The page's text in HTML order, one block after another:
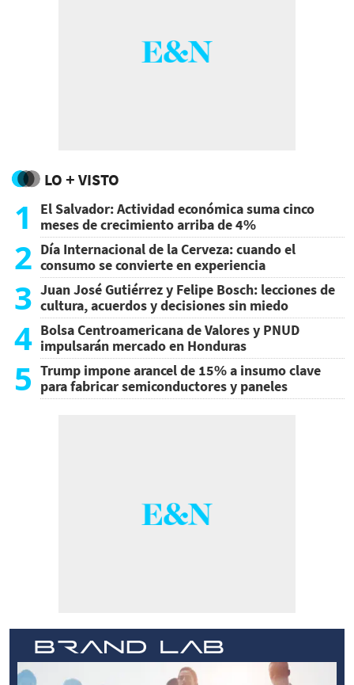
LO + VISTO
1
El Salvador: Actividad económica suma cinco
meses de crecimiento arriba de 4%
2 Día Internacional de la Cerveza: cuando el
consumo se convierte en experiencia
3 Juan José Gutiérrez y Felipe Bosch: lecciones de
cultura, acuerdos y decisiones sin miedo
4 Bolsa Centroamericana de Valores y PNUD
impulsarán mercado en Honduras
5 Trump impone arancel de 15% a insumo clave
para fabricar semiconductores y paneles